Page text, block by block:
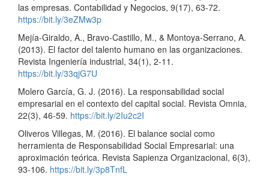
las empresas. Contabilidad y Negocios, 9(17), 63-72.
https://bit.ly/3eZMw3p
Mejía-Giraldo, A., Bravo-Castillo, M., & Montoya-Serrano, A.
(2013). El factor del talento humano en las organizaciones.
Revista Ingeniería industrial, 34(1), 2-11.
https://bit.ly/33qjG7U
Molero García, G. J. (2016). La responsabilidad social
empresarial en el contexto del capital social. Revista Omnia,
22(3), 46-59. https://bit.ly/2Iu2c2I
Oliveros Villegas, M. (2016). El balance social como
herramienta de Responsabilidad Social Empresarial: una
aproximación teórica. Revista Sapienza Organizacional, 6(3),
93-106. https://bit.ly/3p8TnfL